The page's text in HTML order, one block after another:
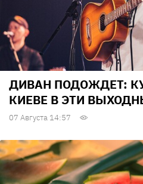
ДИВАН ПОДОЖДЕТ:
КИЕВЕ В ЭТИ
07 Августа 14:57